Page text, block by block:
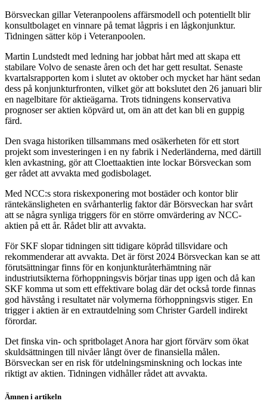
Börsveckan gillar Veteranpoolens affärsmodell och potentiellt blir
konsultbolaget en vinnare på temat lågpris i en lågkonjunktur.
Tidningen sätter köp i Veteranpoolen.
Martin Lundstedt med ledning har jobbat hårt med att skapa ett
stabilare Volvo de senaste åren och det har gett resultat. Senaste
kvartalsrapporten kom i slutet av oktober och mycket har hänt sedan
dess på konjunkturfronten, vilket gör att bokslutet den 26 januari blir
en nagelbitare för aktieägarna. Trots tidningens konservativa
prognoser ser aktien köpvärd ut, om än att det kan bli en guppig
färd.
Den svaga historiken tillsammans med osäkerheten för ett stort
projekt som investeringen i en ny fabrik i Nederländerna, med därtill
klen avkastning, gör att Cloettaaktien inte lockar Börsveckan som
ger rådet att avvakta med godisbolaget.
Med NCC:s stora riskexponering mot bostäder och kontor blir
räntekänsligheten en svårhanterlig faktor där Börsveckan har svårt
att se några synliga triggers för en större omvärdering av NCC-
aktien på ett år. Rådet blir att avvakta.
För SKF slopar tidningen sitt tidigare köpråd tillsvidare och
rekommenderar att avvakta. Det är först 2024 Börsveckan kan se att
förutsättningar finns för en konjunkturåterhämtning när
industriutsikterna förhoppningsvis börjar tinas upp igen och då kan
SKF komma ut som ett effektivare bolag där det också torde finnas
god hävstång i resultatet när volymerna förhoppningsvis stiger. En
trigger i aktien är en extrautdelning som Christer Gardell indirekt
förordar.
Det finska vin- och spritbolaget Anora har gjort förvärv som ökat
skuldsättningen till nivåer långt över de finansiella målen.
Börsveckan ser en risk för utdelningsminskning och lockas inte
riktigt av aktien. Tidningen vidhåller rådet att avvakta.
Ämnen i artikeln